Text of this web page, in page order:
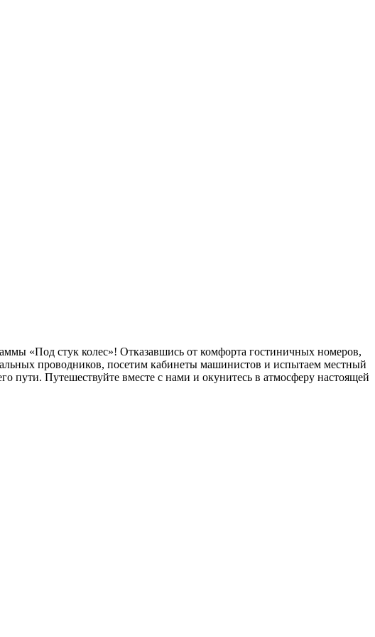
«Под стук колес»! Отказавшись от комфорта гостиничных номеров,
проводников, посетим кабинеты машинистов и испытаем местный
Путешествуйте вместе с нами и окунитесь в атмосферу настоящей